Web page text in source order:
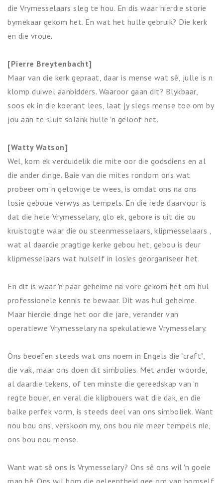
die Vrymesselaars sleg te hou. En dis waar hierdie storie
bymekaar gekom het. En wat het hulle gebruik? Die kerk
en die vroue.
[Pierre Breytenbacht]
Maar van die kerk gepraat, daar is mense wat sê, julle is n
klomp duiwel aanbidders. Waaroor gaan dit? Blykbaar,
soos ek in die koerant lees, laat jy slegs mense toe om by
jou aan te sluit solank hulle 'n geloof het.
[Watty Watson]
Wel, kom ek verduidelik die mite oor die godsdiens en al
die ander dinge. Baie van die mites rondom ons wat
probeer om 'n gelowige te wees, is omdat ons na ons
losie geboue verwys as tempels. En die rede daarvoor is
dat die hele Vrymesselary, glo ek, gebore is uit die ou
kruistogte waar die ou steenmesselaars, klipmesselaars ,
wat al daardie pragtige kerke gebou het, gebou is deur
klipmesselaars wat hulself in losies georganiseer het.
En dit is waar 'n paar geheime na vore gekom het om hul
professionele kennis te bewaar. Dit was hul geheime.
Maar hierdie dinge het oor die jare, verander van
operatiewe Vrymesselary na spekulatiewe Vrymesselary.
Ons beoefen steeds wat ons noem in Engels die "craft",
die vak, maar ons doen dit simbolies. Met ander woorde,
al daardie tekens, of ten minste die gereedskap van 'n
regte bouer, en veral die klipbouers wat die dak, en die
balke perfek vorm, is steeds deel van ons simboliek. Want
nou bou ons, verskoon my, ons bou nie meer tempels nie,
ons bou nou mense.
Want wat sê ons is Vrymesselary? Ons sê ons wil 'n goeie
man hê. Ons wil hom die geleentheid gee om van homself